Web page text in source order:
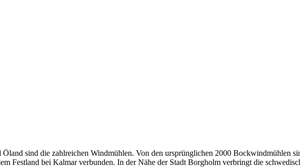
sind die zahlreichen Windmühlen. Von den ursprünglichen 2000 Bockwindmühlen
Festland bei Kalmar verbunden. In der Nähe der Stadt Borgholm verbringt die